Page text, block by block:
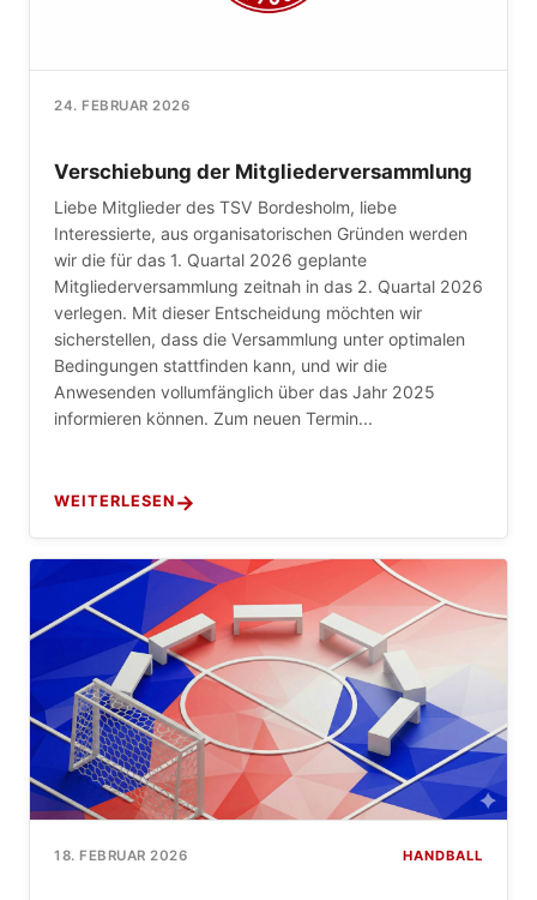
24. FEBRUAR 2026
Verschiebung der Mitgliederversammlung
Liebe Mitglieder des TSV Bordesholm, liebe
Interessierte, aus organisatorischen Gründen werden
wir die für das 1. Quartal 2026 geplante
Mitgliederversammlung zeitnah in das 2. Quartal 2026
verlegen. Mit dieser Entscheidung möchten wir
sicherstellen, dass die Versammlung unter optimalen
Bedingungen stattfinden kann, und wir die
Anwesenden vollumfänglich über das Jahr 2025
informieren können. Zum neuen Termin...
WEITERLESEN
18. FEBRUAR 2026 HANDBALL